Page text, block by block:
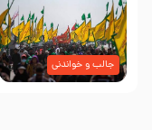
جالب و خواندنی